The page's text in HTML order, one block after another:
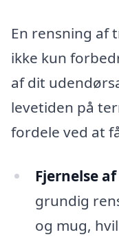
En rensning af
ikke kun
af dit
levetiden på
fordele ved at
Fjernelse
grundig
og mug,